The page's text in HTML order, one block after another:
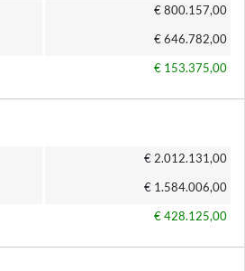
€ 800.157,00
€ 646.782,00
€ 153.375,00
€ 2.012.131,00
€ 1.584.006,00
€ 428.125,00